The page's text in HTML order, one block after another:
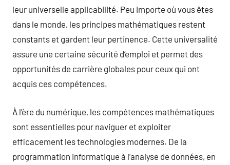
leur universelle applicabilité. Peu importe où vous êtes
dans le monde, les principes mathématiques restent
constants et gardent leur pertinence. Cette universalité
assure une certaine sécurité d’emploi et permet des
opportunités de carrière globales pour ceux qui ont
acquis ces compétences.
À l’ère du numérique, les compétences mathématiques
sont essentielles pour naviguer et exploiter
efficacement les technologies modernes. De la
programmation informatique à l’analyse de données, en